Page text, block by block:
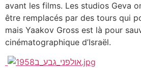
avant les films. Les studios Geva
être remplacés par des tours qui
mais Yaakov Gross est là pour
cinématographique d’Israël.